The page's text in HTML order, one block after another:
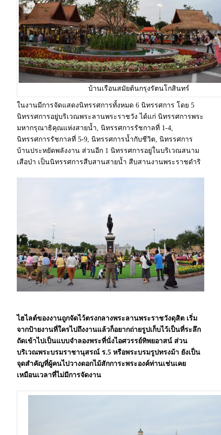
บ้านเรือนสมัยต้นกรุงรัตนโกสินทร์
ในงานมีการจัดแสดงนิทรรศการทั้งหมด 6 นิทรรศการ โดย 5
นิทรรศการอยู่บริเวณพระลานพระราชวัง ได้แก่ นิทรรศการพระ
มหากรุณาธิคุณแห่งสายน้ำ, นิทรรศการรัชกาลที่ 1-4,
นิทรรศการรัชกาลที่ 5-9, นิทรรศการน้ำกับชีวิต, นิทรรศการ
บ้านประหยัดพลังงาน ส่วนอีก 1 นิทรรศการอยู่ในบริเวณสนาม
เสือป่า เป็นนิทรรศการสืบสานสายน้ำ สืบสานงานพระราชดำริ
ไฮไลต์ของงานถูกจัดไว้ตรงกลางพระลานพระราชวังดุสิต เริ่ม
จากป้ายงานที่ใครไปถึงงานแล้วก็อยากถ่ายรูปเก็บไว้เป็นที่ระลึก
ถัดเข้าไปเป็นแบบจำลองพระที่นั่งไอศวรรย์ทิพยอาสน์ ส่วน
บริเวณพระบรมราชานุสรณ์ ร.5 หรือพระบรมรูปทรงม้า ยังเป็น
จุดสำคัญที่ผู้คนไปวางดอกไม้สักการะพระองค์ท่านเช่นเคย
เหมือนเวลาที่ไม่มีการจัดงาน